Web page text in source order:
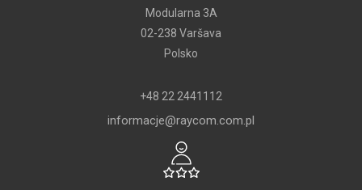
Modularna 3A
02-238 Varšava
Polsko
+48 22 2441112
informacje@raycom.com.pl